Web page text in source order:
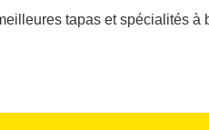
tapas et spécialités à